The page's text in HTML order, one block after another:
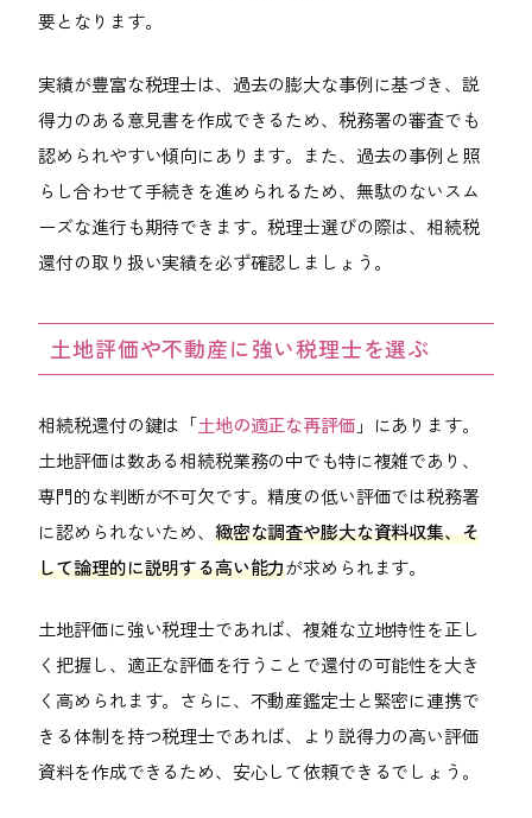
要となります。
実績が豊富な税理士は、過去の膨大な事例に基づき、説
得力のある意見書を作成できるため、税務署の審査でも
認められやすい傾向にあります。また、過去の事例と照
らし合わせて手続きを進められるため、無駄のないスム
ーズな進行も期待できます。税理士選びの際は、相続税
還付の取り扱い実績を必ず確認しましょう。
土地評価や不動産に強い税理士を選ぶ
相続税還付の鍵は「土地の適正な再評価 」にあります。
土地評価は数ある相続税業務の中でも特に複雑であり、
専門的な判断が不可欠です。精度の低い評価では税務署
に認められないため、 緻密な調査や膨大な資料収集、そ
して論理的に説明する高い能力が求められます。
土地評価に強い税理士であれば、複雑な立地特性を正し
く把握し、適正な評価を行うことで還付の可能性を大き
く高められます。さらに、不動産鑑定士と緊密に連携で
きる体制を持つ税理士であれば、より説得力の高い評価
資料を作成できるため、安心して依頼できるでしょう。